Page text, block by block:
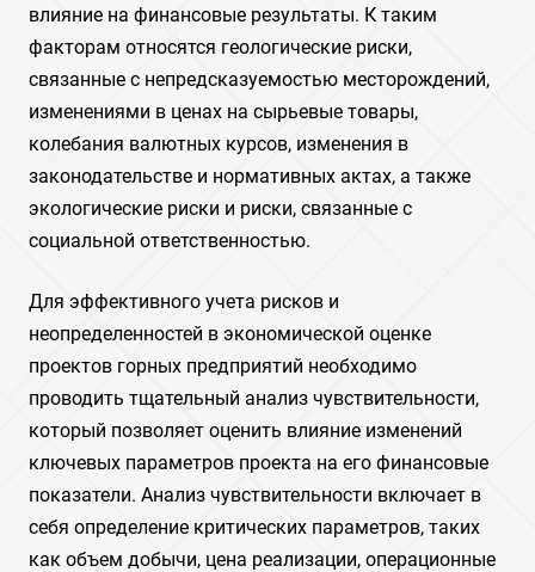
влияние на финансовые результаты. К таким
факторам относятся геологические риски,
связанные с непредсказуемостью месторождений,
изменениями в ценах на сырьевые товары,
колебания валютных курсов, изменения в
законодательстве и нормативных актах, а также
экологические риски и риски, связанные с
социальной ответственностью.
Для эффективного учета рисков и
неопределенностей в экономической оценке
проектов горных предприятий необходимо
проводить тщательный анализ чувствительности,
который позволяет оценить влияние изменений
ключевых параметров проекта на его финансовые
показатели. Анализ чувствительности включает в
себя определение критических параметров, таких
как объем добычи, цена реализации, операционные